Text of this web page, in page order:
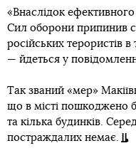
«Внаслідок ефективного
Сил оборони припинив
російських терористів
— йдеться у
Так званий «мер»
що в місті пошкоджено
та кілька будинків.
постраждалих немає.